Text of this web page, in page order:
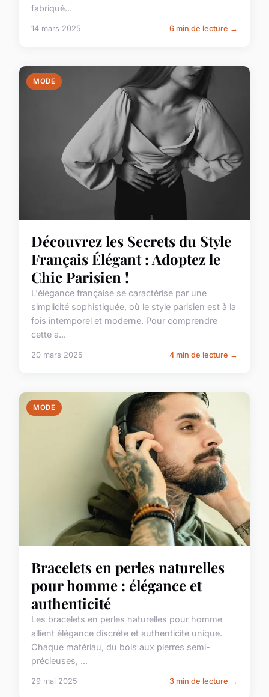
fabriqué...
14 mars 2025 6 min de lecture →
MODE
Découvrez les Secrets du Style
Français Élégant : Adoptez le
Chic Parisien !
L'élégance française se caractérise par une
simplicité sophistiquée, où le style parisien est à la
fois intemporel et moderne. Pour comprendre
cette a...
20 mars 2025 4 min de lecture →
MODE
Bracelets en perles naturelles
pour homme : élégance et
authenticité
Les bracelets en perles naturelles pour homme
allient élégance discrète et authenticité unique.
Chaque matériau, du bois aux pierres semi-
précieuses, ...
29 mai 2025 3 min de lecture →